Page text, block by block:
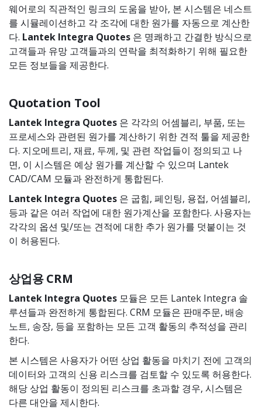
웨어로의 직관적인 링크의 도움을 받아, 본 시스템은 네스트
를 시뮬레이션하고 각 조각에 대한 원가를 자동으로 계산한
다. Lantek Integra Quotes 은 명쾌하고 간결한 방식으로
고객들과 유망 고객들과의 연락을 최적화하기 위해 필요한
모든 정보들을 제공한다.
Quotation Tool
Lantek Integra Quotes 은 각각의 어셈블리, 부품, 또는
프로세스와 관련된 원가를 계산하기 위한 견적 툴을 제공한
다. 지오메트리, 재료, 두께, 및 관련 작업들이 정의되고 나
면, 이 시스템은 예상 원가를 계산할 수 있으며 Lantek
CAD/CAM 모듈과 완전하게 통합된다.
Lantek Integra Quotes 은 굽힘, 페인팅, 용접, 어셈블리,
등과 같은 여러 작업에 대한 원가계산을 포함한다. 사용자는
각각의 옵션 및/또는 견적에 대한 추가 원가를 덧붙이는 것
이 허용된다.
상업용 CRM
Lantek Integra Quotes 모듈은 모든 Lantek Integra 솔
루션들과 완전하게 통합된다. CRM 모듈은 판매주문, 배송
노트, 송장, 등을 포함하는 모든 고객 활동의 추적성을 관리
한다.
본 시스템은 사용자가 어떤 상업 활동을 마치기 전에 고객의
데이터와 고객의 신용 리스크를 검토할 수 있도록 허용한다.
해당 상업 활동이 정의된 리스크를 초과할 경우, 시스템은
다른 대안을 제시한다.